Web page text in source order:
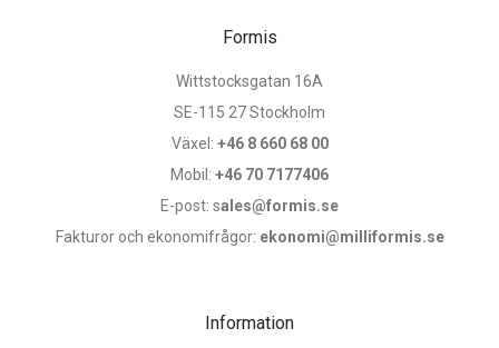
Formis
Wittstocksgatan 16A
SE-115 27 Stockholm
Växel: +46 8 660 68 00
Mobil: +46 70 7177406
E-post: sales@formis.se
Fakturor och ekonomifrågor: ekonomi@milliformis.se
Information